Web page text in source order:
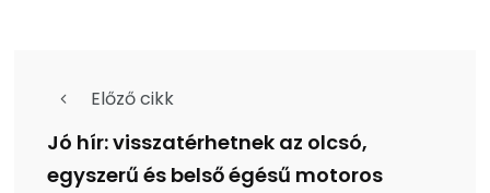
Előző cikk
Jó hír: visszatérhetnek az olcsó,
egyszerű és belső égésű motoros